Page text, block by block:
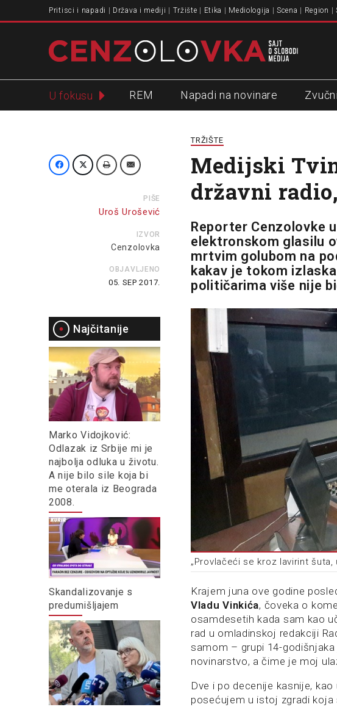
Pritisci i napadi Država i mediji Tržište Etika Mediologija Scena Region
U fokusu REM Napadi na novinare
PIŠE
Uroš Urošević
IZVOR
Cenzolovka
OBJAVLJENO
05. SEP 2017.
Najčitanije
Marko Vidojković:
Odlazak iz Srbije mi je
najbolja odluka u životu.
A nije bilo sile koja bi
me oterala iz Beograda
2008.
Skandalizovanje s
predumišljajem
TRŽIŠTE
Medijski
državni
Reporter Cenzolovke
elektronskom glasilu
mrtvim golubom na
kakav je tokom
političarima više nije
„Provlačeći se kroz lavirint
Krajem juna ove godine
Vladu Vinkića, čoveka o
osamdesetih kada sam kao
rad u omladinskoj redakciji
samom – grupi 14-
novinarstvo, a čime je moj
Dve i po decenije kasnije,
posećujem u istoj zgradi